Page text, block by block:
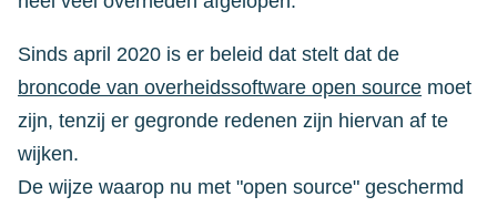
Sinds april 2020 is er beleid dat stelt dat de
broncode van overheidssoftware open source moet
zijn, tenzij er gegronde redenen zijn hiervan af te
wijken.
De wijze waarop nu met "open source" geschermd